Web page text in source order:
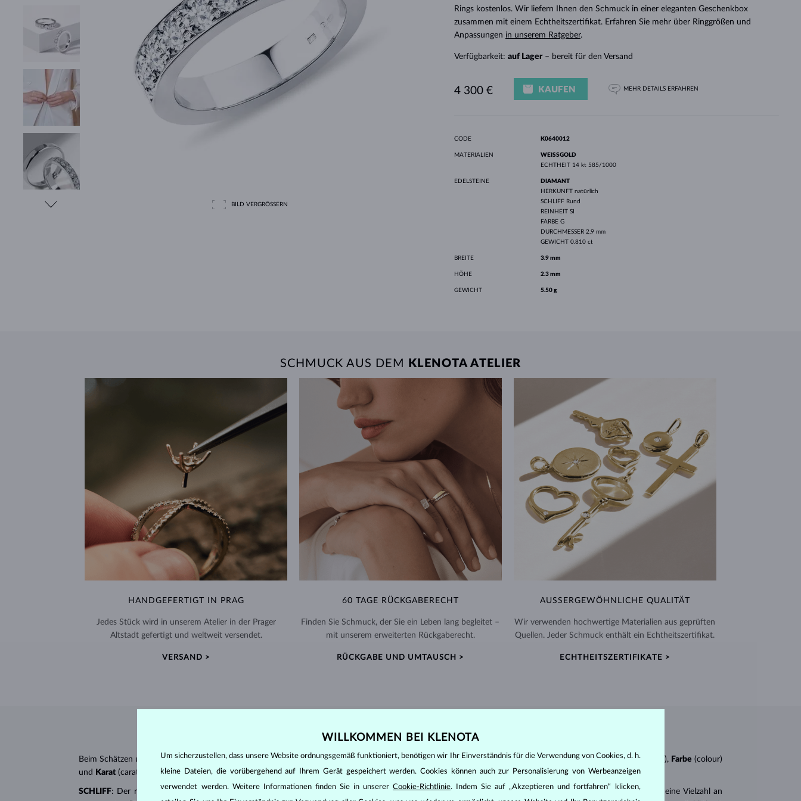
HALO-DESIGN
ORIGINELLE SETS
AMETHYSTE
EINZELOHRRINGE WEISSGOLD
ROSÉGOLD
EDELSTEINE ROSÉGOLD
MAGNETISCHE HALSKETTEN
DURCHSEHEN
SÜSSWASSERPERLEN
LÜNETTENFASSUNG WEISSGOLD
GRAVIERBARER SCHMUCK
LETNÍ VRSTVENÍ
FÜR DIE MUTTER GESCHENKIDEEN
BILD VERGRÖSSERN
Rings kostenlos. Wir liefern Ihnen den Schmuck in einer eleganten Geschenkbox
zusammen mit einem Echtheitszertifikat. Erfahren Sie mehr über Ringgrößen und
Anpassungen in unserem Ratgeber.
Verfügbarkeit: auf Lager– bereit für den Versand
4 300 € KAUFEN MEHR DETAILS ERFAHREN
CODE K0640012
MATERIALIEN
WEISSGOLD
ECHTHEIT 14 kt 585/1000
EDELSTEINE
DIAMANT
HERKUNFT natürlich
SCHLIFF Rund
REINHEIT SI
FARBE G
DURCHMESSER 2.9 mm
GEWICHT 0.810 ct
BREITE 3.9 mm
HÖHE 2.3 mm
GEWICHT 5.50 g
SCHMUCK AUS DEM KLENOTA ATELIER
HANDGEFERTIGT IN PRAG
Jedes Stück wird in unserem Atelier in der Prager
Altstadt gefertigt und weltweit versendet.
VERSAND >
60 TAGE RÜCKGABERECHT
Finden Sie Schmuck, der Sie ein Leben lang begleitet –
mit unserem erweiterten Rückgaberecht.
RÜCKGABE UND UMTAUSCH >
AUSSERGEWÖHNLICHE QUALITÄT
Wir verwenden hochwertige Materialien aus geprüften
Quellen. Jeder Schmuck enthält ein Echtheitszertifikat.
ECHTHEITSZERTIFIKATE >
DIAMANTSCHMUCK
Beim Schätzen und Zertifizieren vonDiamantenwerden zunächst die grundsätzlichen Parameter bewertet - die sogenannten 4Cs: Schliff (cut), Reinheit (clarity), Farbe (colour)
und
Karat (carat). All diese Eigenschaften haben einen wesentlichen Einfluss auf den Preis eines Diamanten.
SCHLIFF: Der richtige Schliff verleiht dem Diamanten seinen strahlenden Glanz. Der beliebteste Schliff ein Rundschliff, der Brillantschliff. Es gibt aber auch eine Vielzahl an
WILLKOMMEN BEI KLENOTA
Um sicherzustellen, dass unsere Website ordnungsgemäß funktioniert, benötigen wir Ihr Einverständnis für die Verwendung von Cookies, d. h.
kleine Dateien, die vorübergehend auf Ihrem Gerät gespeichert werden. Cookies können auch zur Personalisierung von Werbeanzeigen
verwendet werden. Weitere Informationen finden Sie in unsererCookie-Richtlinie. Indem Sie auf „Akzeptieren und fortfahren“ klicken,